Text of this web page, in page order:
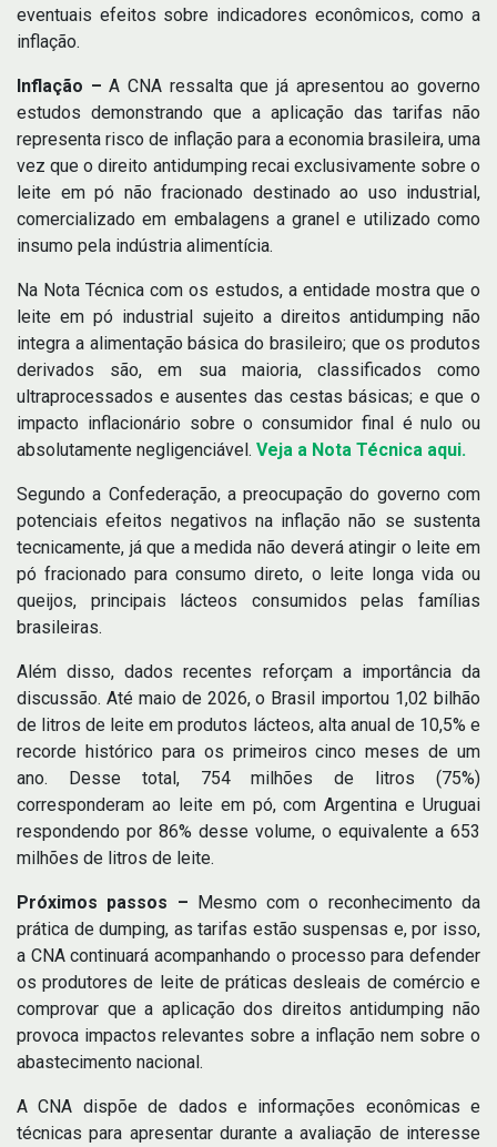
eventuais efeitos sobre indicadores econômicos, como a
inflação.
Inflação –A CNA ressalta que já apresentou ao governo
estudos demonstrando que a aplicação das tarifas não
representa risco de inflação para a economia brasileira, uma
vez que o direito antidumping recai exclusivamente sobre o
leite em pó não fracionado destinado ao uso industrial,
comercializado em embalagens a granel e utilizado como
insumo pela indústria alimentícia.
Na Nota Técnica com os estudos, a entidade mostra que o
leite em pó industrial sujeito a direitos antidumping não
integra a alimentação básica do brasileiro; que os produtos
derivados são, em sua maioria, classificados como
ultraprocessados e ausentes das cestas básicas; e que o
impacto inflacionário sobre o consumidor final é nulo ou
absolutamente negligenciável. Veja a Nota Técnica aqui.
Segundo a Confederação, a preocupação do governo com
potenciais efeitos negativos na inflação não se sustenta
tecnicamente, já que a medida não deverá atingir o leite em
pó fracionado para consumo direto, o leite longa vida ou
queijos, principais lácteos consumidos pelas famílias
brasileiras.
Além disso, dados recentes reforçam a importância da
discussão. Até maio de 2026, o Brasil importou 1,02 bilhão
de litros de leite em produtos lácteos, alta anual de 10,5% e
recorde histórico para os primeiros cinco meses de um
ano. Desse total, 754 milhões de litros (75%)
corresponderam ao leite em pó, com Argentina e Uruguai
respondendo por 86% desse volume, o equivalente a 653
milhões de litros de leite.
Próximos passos – Mesmo com o reconhecimento da
prática de dumping, as tarifas estão suspensas e, por isso,
a CNA continuará acompanhando o processo para defender
os produtores de leite de práticas desleais de comércio e
comprovar que a aplicação dos direitos antidumping não
provoca impactos relevantes sobre a inflação nem sobre o
abastecimento nacional.
A CNA dispõe de dados e informações econômicas e
técnicas para apresentar durante a avaliação de interesse